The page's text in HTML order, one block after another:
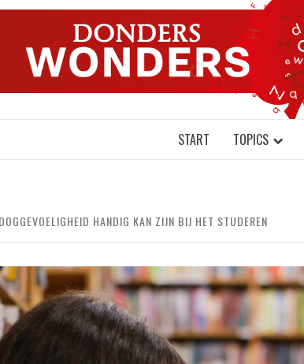
WETENSCHAP // ON BRAINS AND SCIENCE
START TOPICS
HANDIG KAN ZIJN BIJ HET STUDEREN